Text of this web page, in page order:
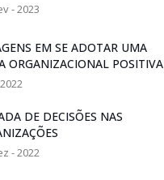
- 2023
EM SE ADOTAR UMA
ORGANIZACIONAL POSITIVA
DE DECISÕES NAS
- 2022